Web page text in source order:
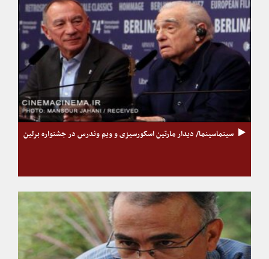
سینماسینما/ دیدار مارتین اسکورسیزی و ویم وندرس در جشنواره برلین